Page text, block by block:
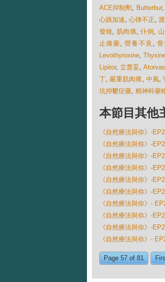
ACE抑制劑 , Butterbur,
心跳加速, 心律不正,
發燒, 肌肉痛,仆倒 ,
止痛藥,營養不良 ,
Levothyroxine,
Lipitor, 立普妥,
丁, 嚴重肌肉痛 , 中風,
坑抑鬱症藥, 精神科藥
本節目其
《自然療法與你》-
《自然療法與你》-
《自然療法與你》-
《自然療法與你》-
《自然療法與你》-
《自然療法與你》-
《自然療法與你》-
《自然療法與你》-
《自然療法與你》-
《自然療法與你》-
Page 57 of 81